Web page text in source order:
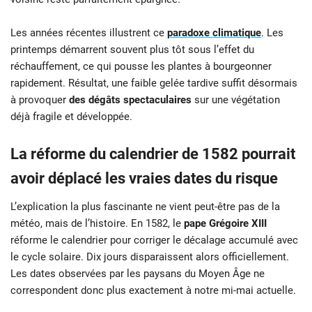
Les années récentes illustrent ce paradoxe climatique. Les
printemps démarrent souvent plus tôt sous l’effet du
réchauffement, ce qui pousse les plantes à bourgeonner
rapidement. Résultat, une faible gelée tardive suffit désormais
à provoquer des dégâts spectaculaires sur une végétation
déjà fragile et développée.
La réforme du calendrier de 1582 pourrait
avoir déplacé les vraies dates du risque
L’explication la plus fascinante ne vient peut-être pas de la
météo, mais de l’histoire. En 1582, le pape Grégoire XIII
réforme le calendrier pour corriger le décalage accumulé avec
le cycle solaire. Dix jours disparaissent alors officiellement.
Les dates observées par les paysans du Moyen Âge ne
correspondent donc plus exactement à notre mi-mai actuelle.